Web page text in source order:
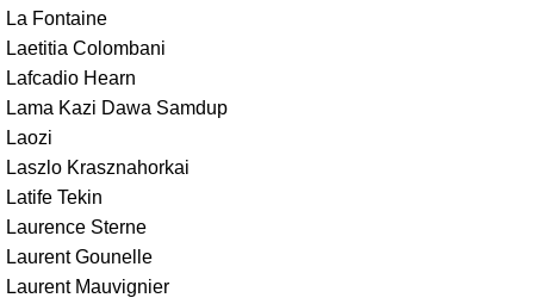
La Fontaine
Laetitia Colombani
Lafcadio Hearn
Lama Kazi Dawa Samdup
Laozi
Laszlo Krasznahorkai
Latife Tekin
Laurence Sterne
Laurent Gounelle
Laurent Mauvignier